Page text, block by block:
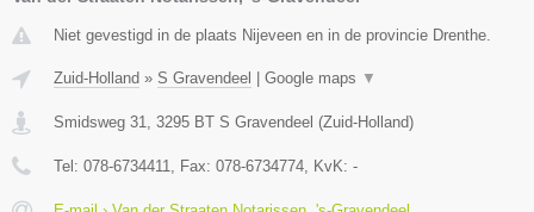
Niet gevestigd in de plaats Nijeveen en in de provincie Drenthe.
Zuid-Holland » S Gravendeel Google maps ▼
Smidsweg 31, 3295 BT S Gravendeel (Zuid-Holland)
Tel: 078-6734411, Fax: 078-6734774, KvK: -